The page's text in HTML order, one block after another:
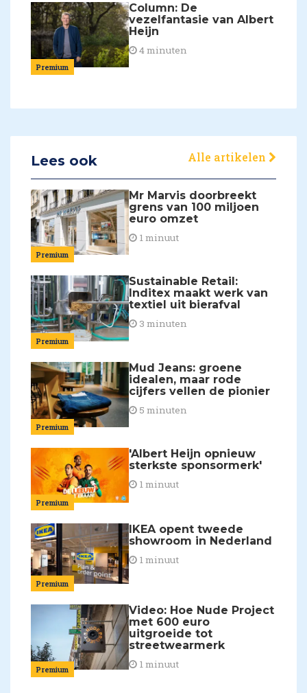
Premium
Column: De
vezelfantasie van Albert
Heijn
4 minuten
Lees ook Alle artikelen
Premium
Mr Marvis doorbreekt
grens van 100 miljoen
euro omzet
1 minuut
Premium
Sustainable Retail:
Inditex maakt werk van
textiel uit bierafval
3 minuten
Premium
Mud Jeans: groene
idealen, maar rode
cijfers vellen de pionier
5 minuten
Premium
'Albert Heijn opnieuw
sterkste sponsormerk'
1 minuut
Premium
IKEA opent tweede
showroom in Nederland
1 minuut
Premium
Video: Hoe Nude Project
met 600 euro
uitgroeide tot
streetwearmerk
1 minuut